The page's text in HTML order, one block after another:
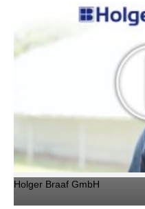
Holger Braaf GmbH